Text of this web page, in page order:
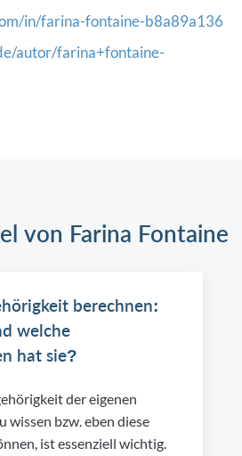
in/farina-fontaine-b8a89a136
autor/farina+fontaine-
von Farina Fontaine
berechnen:
welche
hat sie?
der eigenen
wissen bzw. eben diese
ist essenziell wichtig.